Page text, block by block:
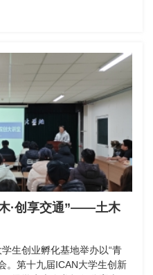
·创享交通”——土木
生创业孵化基地举办以“青
。第十九届ICAN大学生创新